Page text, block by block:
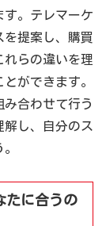
す。テレマーケ
提案し、購買
れらの違いを理
ができます。
合わせて行う
し、自分のス
たに合うの